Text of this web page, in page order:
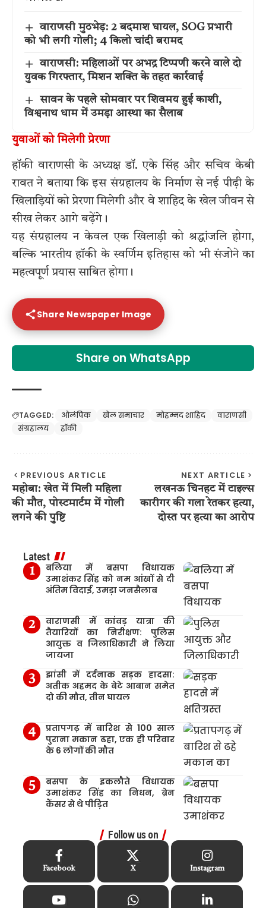
वाराणसी मुठभेड़: 2 बदमाश घायल, SOG प्रभारी
को भी लगी गोली; 4 किलो चांदी बरामद
वाराणसी: महिलाओं पर अभद्र टिप्पणी करने वाले दो
युवक गिरफ्तार, मिशन शक्ति के तहत कार्रवाई
सावन के पहले सोमवार पर शिवमय हुई काशी,
विश्वनाथ धाम में उमड़ा आस्था का सैलाब
युवाओं को मिलेगी प्रेरणा
हॉकी वाराणसी के अध्यक्ष डॉ. एके सिंह और सचिव केबी
रावत ने बताया कि इस संग्रहालय के निर्माण से नई पीढ़ी के
खिलाड़ियों को प्रेरणा मिलेगी और वे शाहिद के खेल जीवन से
सीख लेकर आगे बढ़ेंगे।
यह संग्रहालय न केवल एक खिलाड़ी को श्रद्धांजलि होगा,
बल्कि भारतीय हॉकी के स्वर्णिम इतिहास को भी संजोने का
महत्वपूर्ण प्रयास साबित होगा।
Share Newspaper Image
Share on WhatsApp
TAGGED: ओलंपिक खेल समाचार मोहम्मद शाहिद
वाराणसी
संग्रहालय
हॉकी
PREVIOUS ARTICLE
महोबा: खेत में मिली महिला
की मौत, पोस्टमार्टम में गोली
लगने की पुष्टि
NEXT ARTICLE
लखनऊ चिनहट में टाइल्स
कारीगर की गला रेतकर हत्या,
दोस्त पर हत्या का आरोप
Latest
बलिया में बसपा विधायक
उमाशंकर सिंह को नम आंखों से दी
अंतिम विदाई, उमड़ा जनसैलाब
वाराणसी में कांवड़ यात्रा की
तैयारियों का निरीक्षण: पुलिस
आयुक्त व जिलाधिकारी ने लिया
जायजा
झांसी में दर्दनाक सड़क हादसा:
अतीक अहमद के बेटे आबान समेत
दो की मौत, तीन घायल
प्रतापगढ़ में बारिश से 100 साल
पुराना मकान ढहा, एक ही परिवार
के 6 लोगों की मौत
बसपा के इकलौते विधायक
उमाशंकर सिंह का निधन, ब्रेन
कैंसर से थे पीड़ित
Follow us on
Facebook X Instagram